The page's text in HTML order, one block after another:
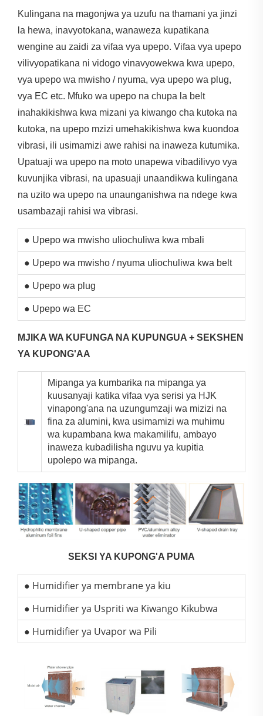
Kulingana na magonjwa ya uzufu na thamani ya jinzi
la hewa, inavyotokana, wanaweza kupatikana
wengine au zaidi za vifaa vya upepo. Vifaa vya upepo
vilivyopatikana ni vidogo vinavyowekwa kwa upepo,
vya upepo wa mwisho / nyuma, vya upepo wa plug,
vya EC etc. Mfuko wa upepo na chupa la belt
inahakikishwa kwa mizani ya kiwango cha kutoka na
kutoka, na upepo mzizi umehakikishwa kwa kuondoa
vibrasi, ili usimamizi awe rahisi na inaweza kutumika.
Upatuaji wa upepo na moto unapewa vibadilivyo vya
kuvunjika vibrasi, na upasuaji unaandikwa kulingana
na uzito wa upepo na unaunganishwa na ndege kwa
usambazaji rahisi wa vibrasi.
● Upepo wa mwisho uliochuliwa kwa mbali
● Upepo wa mwisho / nyuma uliochuliwa kwa belt
● Upepo wa plug
● Upepo wa EC
MJIKA WA KUFUNGA NA KUPUNGUA + SEKSHEN
YA KUPONG'AA
Mipanga ya kumbarika na mipanga ya
kuusanyaji katika vifaa vya serisi ya HJK
vinapong'ana na uzungumzaji wa mizizi na
fina za alumini, kwa usimamizi wa muhimu
wa kupambana kwa makamilifu, ambayo
inaweza kubadilisha nguvu ya kupitia
upolepo wa mipanga.
SEKSI YA KUPONG'A PUMA
● Humidifier ya membrane ya kiu
● Humidifier ya Uspriti wa Kiwango Kikubwa
● Humidifier ya Uvapor wa Pili